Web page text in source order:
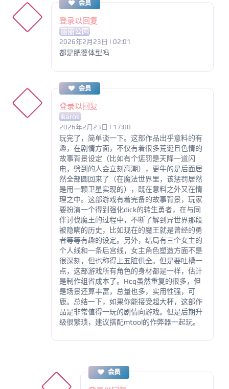
会员
登录以回复
丽丽公园
2026年2月23日 | 02:01
都是肥婆体型吗
会员
登录以回复
ikaros
2026年2月23日 | 17:00
玩完了，简单谈一下。这部作品出乎意料的有
趣，在剧情方面，不仅有着很多荒诞且色情的
故事背景设定（比如有个惩罚是天降一道闪
电，劈到的人会立刻高潮），更牛的是后面居
然全部圆回来了（在魔法世界里，该惩罚居然
是用一颗卫星实现的），既在意料之外又在情
理之中。这部游戏有着完备的故事背景，玩家
要扮演一个得到强化dick的转生勇者，在与同
伴讨伐魔王的过程中，不断了解到异世界那段
被隐瞒的历史，比如现在的魔王就是曾经的勇
者等等有趣的设定。另外，结局有三个女主的
个人线和一条后宫线，女主角色塑造方面不是
很深刻，但也称得上五脏俱全。但是要吐槽一
点，这部游戏所有角色的身材都是一样，估计
是制作组省成本了。Hcg虽然重复的很多，但
是场景还算丰富，总量也多，实用性强，可
鹿。总结一下，如果你能接受超大杯，这部作
品是非常值得一玩的剧情向游戏。但是后期升
级很繁琐，建议搭配mtool的作弊器一起玩。
会员